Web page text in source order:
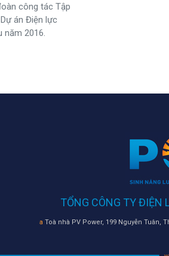
công tác Tập
án Điện lực
năm 2016.
TỔNG CÔNG TY ĐIỆN
a Toà nhà PV Power, 199 Nguyễn Tuân,